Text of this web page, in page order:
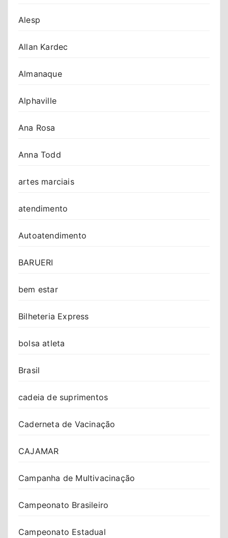
Alesp
Allan Kardec
Almanaque
Alphaville
Ana Rosa
Anna Todd
artes marciais
atendimento
Autoatendimento
BARUERI
bem estar
Bilheteria Express
bolsa atleta
Brasil
cadeia de suprimentos
Caderneta de Vacinação
CAJAMAR
Campanha de Multivacinação
Campeonato Brasileiro
Campeonato Estadual